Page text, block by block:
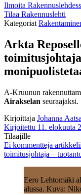
Ilmoita
Tilaa Rakennuslehti
Kategoriat
Arkta
A-Kruunun
Airakselan seuraajaksi.
Kirjoittaja Johanna
Kirjoitettu 11. elokuuta
Tilaajille
Ei kommentteja
toimitusjohtaja –
Eero Lehtomäki
alussa. Kuva: